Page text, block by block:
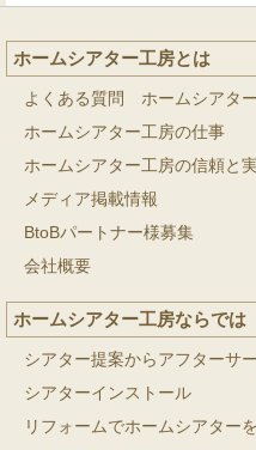
ホームシアター工房とは
よくある質問 ホームシアタ
ホームシアター工房の仕事
ホームシアター工房の信頼と
メディア掲載情報
BtoBパートナー様募集
会社概要
ホームシアター工房ならでは
シアター提案からアフターサ
シアターインストール
リフォームでホームシアターを